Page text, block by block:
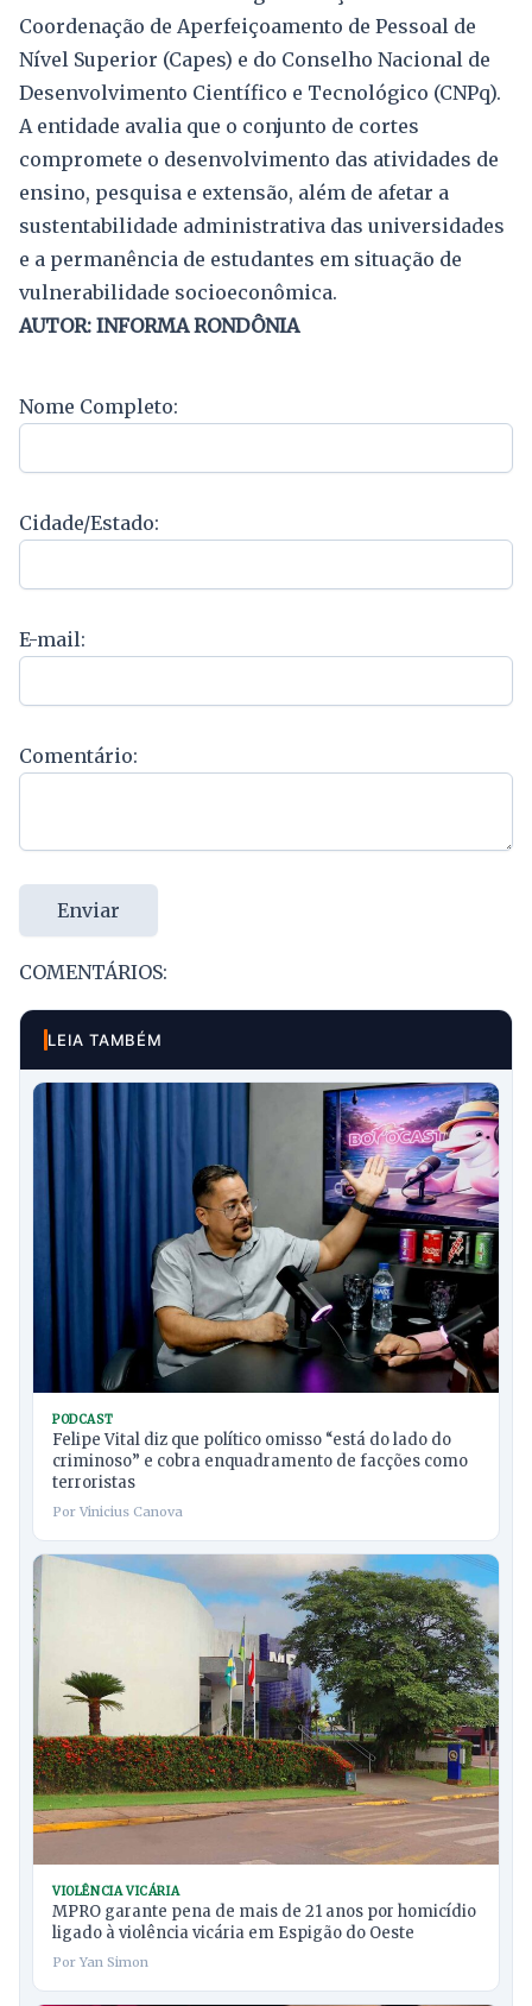
Coordenação de Aperfeiçoamento de Pessoal de
Nível Superior (Capes) e do Conselho Nacional de
Desenvolvimento Científico e Tecnológico (CNPq).
A entidade avalia que o conjunto de cortes
compromete o desenvolvimento das atividades de
ensino, pesquisa e extensão, além de afetar a
sustentabilidade administrativa das universidades
e a permanência de estudantes em situação de
vulnerabilidade socioeconômica.
AUTOR: INFORMA RONDÔNIA
Nome Completo:
Cidade/Estado:
E-mail:
Comentário:
Enviar
COMENTÁRIOS:
LEIA TAMBÉM
PODCAST
Felipe Vital diz que político omisso “está do lado do
criminoso” e cobra enquadramento de facções como
terroristas
Por Vinicius Canova
VIOLÊNCIA VICÁRIA
MPRO garante pena de mais de 21 anos por homicídio
ligado à violência vicária em Espigão do Oeste
Por Yan Simon